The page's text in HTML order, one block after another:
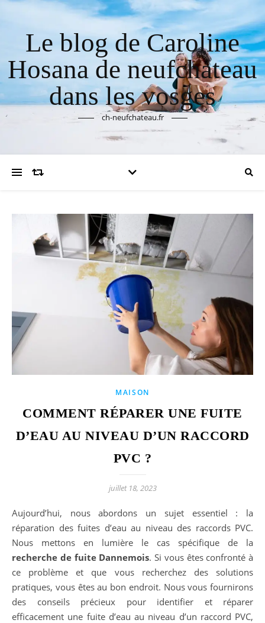
Le blog de Caroline
Hosana de neufchateau
dans les vosges
ch-neufchateau.fr
MAISON
COMMENT RÉPARER UNE FUITE
D’EAU AU NIVEAU D’UN RACCORD
PVC ?
juillet 18, 2023
Aujourd’hui, nous abordons un sujet essentiel : la
réparation des fuites d’eau au niveau des raccords PVC.
Nous mettons en lumière le cas spécifique de la
recherche de fuite Dannemois. Si vous êtes confronté à
ce problème et que vous recherchez des solutions
pratiques, vous êtes au bon endroit. Nous vous fournirons
des conseils précieux pour identifier et réparer
efficacement une fuite d’eau au niveau d’un raccord PVC,